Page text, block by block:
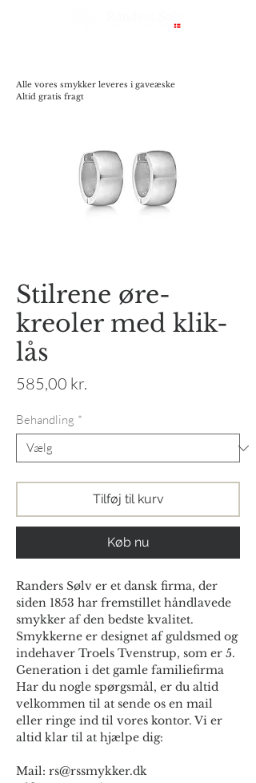
Stilrene øre-
kreoler med klik-
lås
585,00 kr.
Behandling *
Tilføj til kurv
Køb nu
Randers Sølv er et dansk firma, der
siden 1853 har fremstillet håndlavede
smykker af den bedste kvalitet.
Smykkerne er designet af guldsmed og
indehaver Troels Tvenstrup, som er 5.
Generation i det gamle familiefirma
Har du nogle spørgsmål, er du altid
velkommen til at sende os en mail
eller ringe ind til vores kontor. Vi er
altid klar til at hjælpe dig:
Mail: rs@rssmykker.dk
Alle vores smykker leveres i gaveæske
Altid gratis fragt